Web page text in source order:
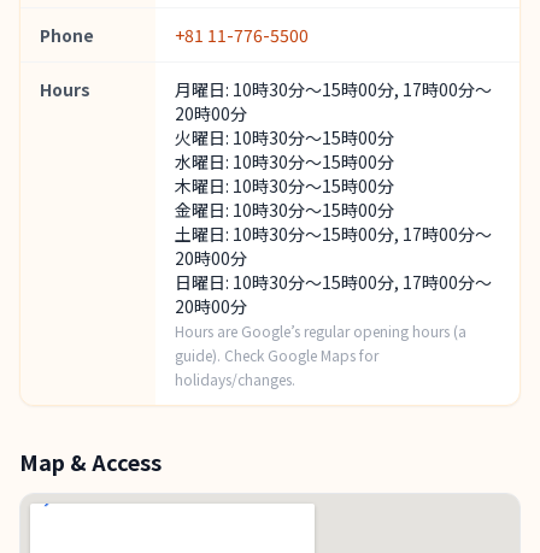
Phone +81 11-776-5500
Hours
月曜日: 10時30分～15時00分, 17時00分～
20時00分
火曜日: 10時30分～15時00分
水曜日: 10時30分～15時00分
木曜日: 10時30分～15時00分
金曜日: 10時30分～15時00分
土曜日: 10時30分～15時00分, 17時00分～
20時00分
日曜日: 10時30分～15時00分, 17時00分～
20時00分
Hours are Google’s regular opening hours (a
guide). Check Google Maps for
holidays/changes.
Map & Access